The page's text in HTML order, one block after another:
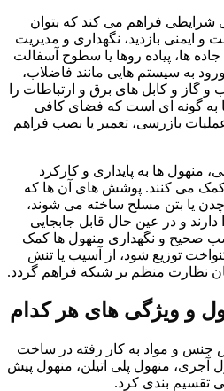
شرایطی فراهم می کند که بتوان
ایمنی بازدید، نگهداری و مدیریت
ها، پیاده روها یا سطوح آسفالت
به سیستم هایی مانند فاضلاب،
گاز و کابل های برق و ارتباطات را
به گونه ای است که فضای کافی
بازرسی، تعمیر یا نصب فراهم
منهول ها به پایداری و کارکرد
می کنند. پوشش های آن ها که
چدن یا بتن مسلح ساخته می شوند،
دارند و در عین حال قابل جابجایی
صحیح و نگهداری منهول ها کمک
توزیع شود، از آسیب یا تنش
نظارت منظم بر شبکه فراهم گردد.
و ویژگی های هر کدام
جنس و مواد به کار رفته در ساخت
آجری، منهول پلی اتیلن، منهول پیش
تقسیم بندی کرد.